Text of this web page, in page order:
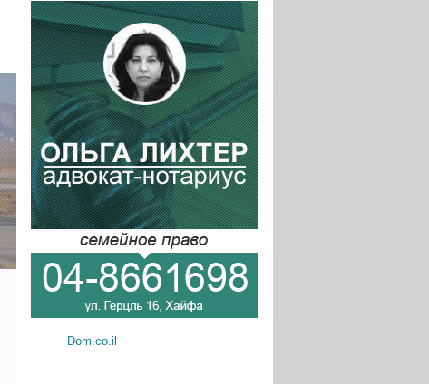
Dom.co.il